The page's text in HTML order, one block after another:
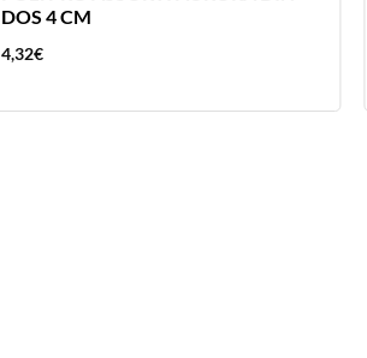
DOS 4 CM
4,32€